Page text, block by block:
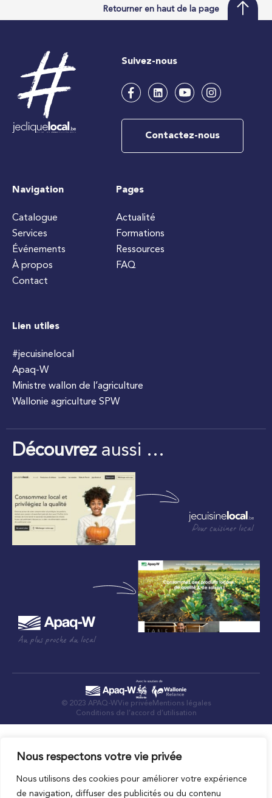
Nous respectons votre vie privée
Nous utilisons des cookies pour améliorer votre expérience
de navigation, diffuser des publicités ou du contenu
Retourner en haut de la page
Suivez-nous
Contactez-nous
Navigation
Catalogue
Services
Événements
À propos
Contact
Pages
Actualité
Formations
Ressources
FAQ
Lien utiles
#jecuisinelocal
Apaq-W
Ministre wallon de l’agriculture
Wallonie agriculture SPW
Découvrezaussi …
Pour cuisiner local
Au plus proche du local
© 2023 APAQ-WVie privée Mentions légales
Conditions de l’accord d’utilisation